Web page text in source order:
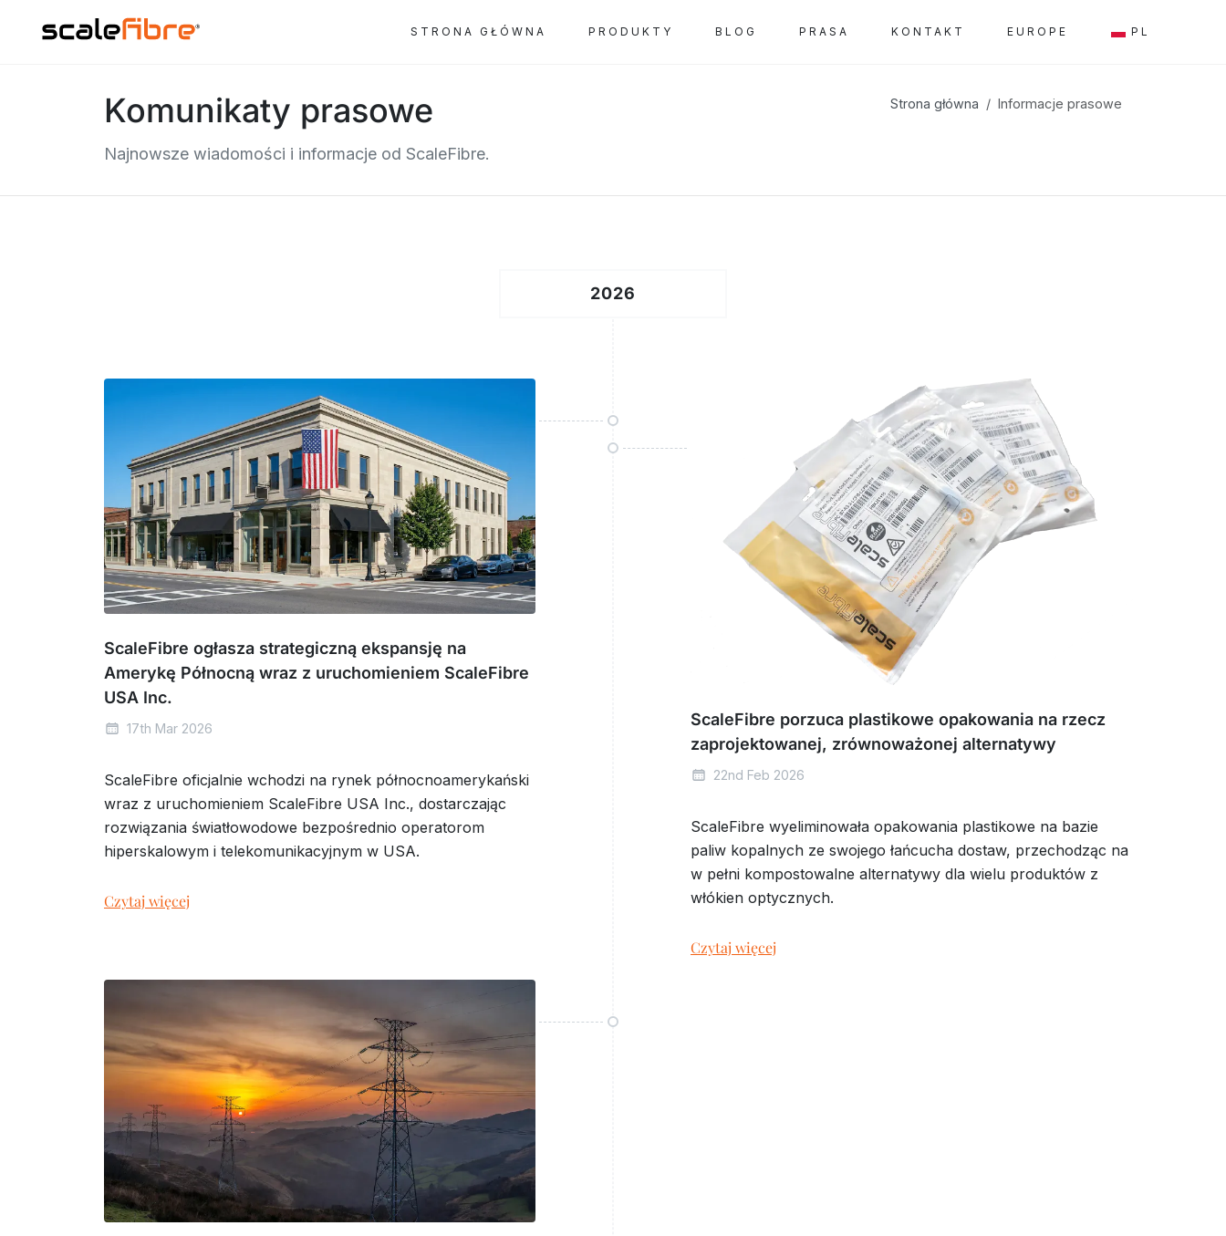
STRONA GŁÓWNA PRODUKTY BLOG PRASA KONTAKT EUROPE PL
Komunikaty prasowe
Najnowsze wiadomości i informacje od ScaleFibre.
Strona główna Informacje prasowe
2026
ScaleFibre ogłasza strategiczną ekspansję na
Amerykę Północną wraz z uruchomieniem ScaleFibre
USA Inc.
17th Mar 2026
ScaleFibre oficjalnie wchodzi na rynek północnoamerykański
wraz z uruchomieniem ScaleFibre USA Inc., dostarczając
rozwiązania światłowodowe bezpośrednio operatorom
hiperskalowym i telekomunikacyjnym w USA.
Czytaj więcej
ScaleFibre porzuca plastikowe opakowania na rzecz
zaprojektowanej, zrównoważonej alternatywy
22nd Feb 2026
ScaleFibre wyeliminowała opakowania plastikowe na bazie
paliw kopalnych ze swojego łańcucha dostaw, przechodząc na
w pełni kompostowalne alternatywy dla wielu produktów z
włókien optycznych.
Czytaj więcej